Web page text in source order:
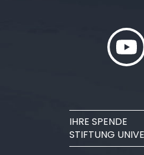
IHRE SPENDE
STIFTUNG